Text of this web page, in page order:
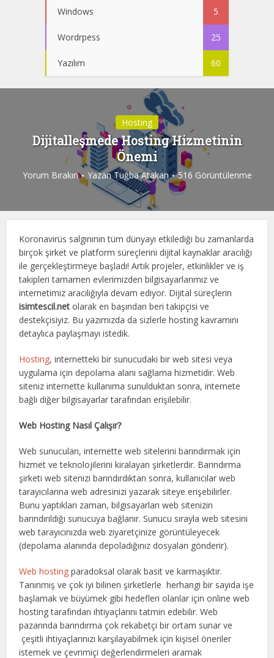
Windows 5
Wordrpess 25
Yazılım 60
Hosting
Dijitalleşmede Hosting Hizmetinin
Önemi
Yorum Bırakın YazanTuğba Atakan 516 Görüntülenme
Koronavirüs salgınının tüm dünyayı etkilediği bu zamanlarda
birçok şirket ve platform süreçlerini dijital kaynaklar aracılığı
ile gerçekleştirmeye başladı! Artık projeler, etkinlikler ve iş
takipleri tamamen evlerimizden bilgisayarlarımız ve
internetimiz aracılığıyla devam ediyor. Dijital süreçlerin
isimtescil.net olarak en başından beri takipçisi ve
destekçisiyiz. Bu yazımızda da sizlerle hosting kavramını
detaylıca paylaşmayı istedik.
Hosting, internetteki bir sunucudaki bir web sitesi veya
uygulama için depolama alanı sağlama hizmetidir. Web
siteniz internette kullanıma sunulduktan sonra, internete
bağlı diğer bilgisayarlar tarafından erişilebilir.
Web Hosting Nasıl Çalışır?
Web sunucuları, internette web sitelerini barındırmak için
hizmet ve teknolojilerini kiralayan şirketlerdir. Barındırma
şirketi web sitenizi barındırdıktan sonra, kullanıcılar web
tarayıcılarına web adresinizi yazarak siteye erişebilirler.
Bunu yaptıkları zaman, bilgisayarları web sitenizin
barındırıldığı sunucuya bağlanır. Sunucu sırayla web sitesini
web tarayıcınızda web ziyaretçinize görüntüleyecek
(depolama alanında depoladığınız dosyaları gönderir).
Web hosting paradoksal olarak basit ve karmaşıktır.
Tanınmış ve çok iyi bilinen şirketlerle herhangi bir sayıda işe
başlamak ve büyümek gibi hedefleri olanlar için online web
hosting tarafından ihtiyaçlarını tatmin edebilir. Web
pazarında barındırma çok rekabetçi bir ortam sunar ve
çeşitli ihtiyaçlarınızı karşılayabilmek için kişisel öneriler
istemek ve çevrimiçi değerlendirmeleri aramak